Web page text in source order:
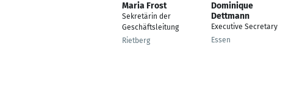
Maria Frost
Sekretärin der
Geschäftsleitung
Rietberg
Dominique
Dettmann
Executive Secretary
Essen